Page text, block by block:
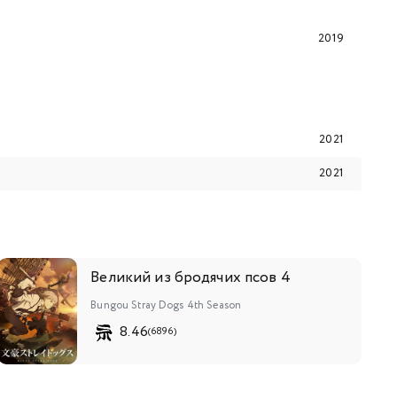
2019
2021
2021
Великий из бродячих псов 4
Bungou Stray Dogs 4th Season
8.46(6896)